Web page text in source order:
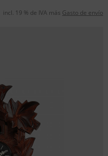
incl. 19 % de IVA más Gasto de envío